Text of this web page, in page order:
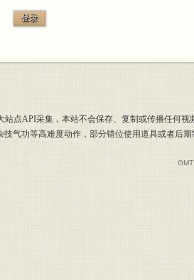
登录
站点API采集，本站不会保存、复制或传播任何
气功等高难度动作，部分错位使用道具或者后